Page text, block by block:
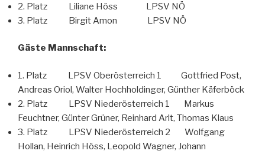
2. Platz Liliane Höss LPSV NÖ
3. Platz Birgit Amon LPSV NÖ
Gäste Mannschaft:
1. Platz LPSV Oberösterreich 1 Gottfried Post,
Andreas Oriol, Walter Hochholdinger, Günther Käferböck
2. Platz LPSV Niederösterreich 1 Markus
Feuchtner, Günter Grüner, Reinhard Arlt, Thomas Klaus
3. Platz LPSV Niederösterreich 2 Wolfgang
Hollan, Heinrich Höss, Leopold Wagner, Johann